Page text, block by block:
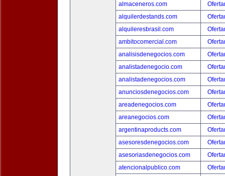
almaceneros.com
alquilerdestands.com
alquileresbrasil.com
ambitocomercial.com
analisisdenegocios.com
analistadenegocio.com
analistadenegocios.com
anunciosdenegocios.com
areadenegocios.com
areanegocios.com
argentinaproducts.com
asesoresdenegocios.com
asesoriasdenegocios.com
atencionalpublico.com